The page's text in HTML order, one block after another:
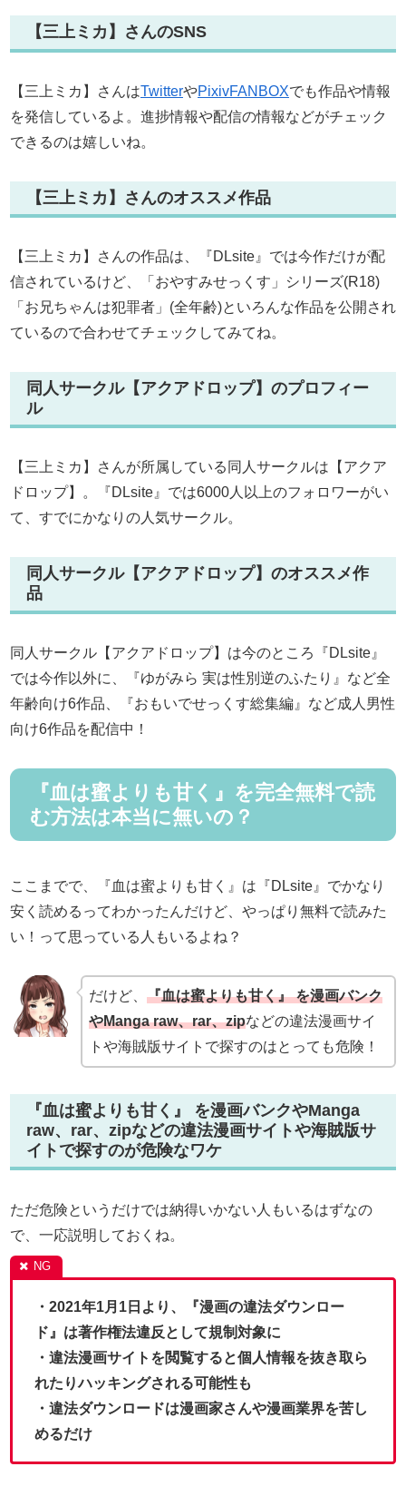
【三上ミカ】さんのSNS
【三上ミカ】さんはTwitterやPixivFANBOXでも作品や情報
を発信しているよ。進捗情報や配信の情報などがチェック
できるのは嬉しいね。
【三上ミカ】さんのオススメ作品
【三上ミカ】さんの作品は、『DLsite』では今作だけが配
信されているけど、「おやすみせっくす」シリーズ(R18)
「お兄ちゃんは犯罪者」(全年齢)といろんな作品を公開され
ているので合わせてチェックしてみてね。
同人サークル【アクアドロップ】のプロフィー
ル
【三上ミカ】さんが所属している同人サークルは【アクア
ドロップ】。『DLsite』では6000人以上のフォロワーがい
て、すでにかなりの人気サークル。
同人サークル【アクアドロップ】のオススメ作
品
同人サークル【アクアドロップ】は今のところ『DLsite』
では今作以外に、『ゆがみら 実は性別逆のふたり』など全
年齢向け6作品、『おもいでせっくす総集編』など成人男性
向け6作品を配信中！
『血は蜜よりも甘く』を完全無料で読
む方法は本当に無いの？
ここまでで、『血は蜜よりも甘く』は『DLsite』でかなり
安く読めるってわかったんだけど、やっぱり無料で読みた
い！って思っている人もいるよね？
だけど、『血は蜜よりも甘く』 を漫画バンク
やManga raw、rar、zipなどの違法漫画サイ
トや海賊版サイトで探すのはとっても危険！
『血は蜜よりも甘く』 を漫画バンクやManga
raw、rar、zipなどの違法漫画サイトや海賊版サ
イトで探すのが危険なワケ
ただ危険というだけでは納得いかない人もいるはずなの
で、一応説明しておくね。
・2021年1月1日より、『漫画の違法ダウンロー
ド』は著作権法違反として規制対象に
・違法漫画サイトを閲覧すると個人情報を抜き取ら
れたりハッキングされる可能性も
・違法ダウンロードは漫画家さんや漫画業界を苦し
めるだけ